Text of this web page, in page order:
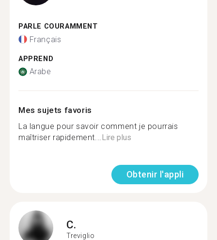
PARLE COURAMMENT
Français
APPREND
Arabe
Mes sujets favoris
La langue pour savoir comment je pourrais
maîtriser rapidement...Lire plus
Obtenir l'appli
C.
Treviglio